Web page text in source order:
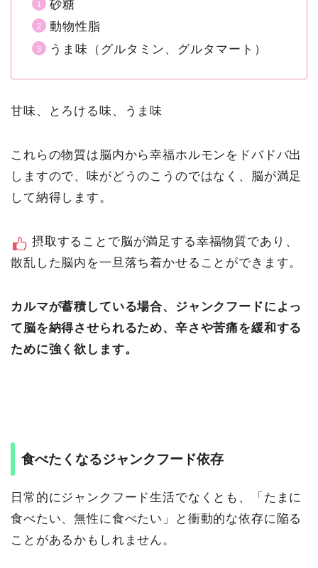
砂糖
動物性脂
うま味（グルタミン、グルタマート）
甘味、とろける味、うま味
これらの物質は脳内から幸福ホルモンをドバドバ出
しますので、味がどうのこうのではなく、脳が満足
して納得します。
摂取することで脳が満足する幸福物質であり、
散乱した脳内を一旦落ち着かせることができます。
カルマが蓄積している場合、ジャンクフードによっ
て脳を納得させられるため、辛さや苦痛を緩和する
ために強く欲します。
食べたくなるジャンクフード依存
日常的にジャンクフード生活でなくとも、「たまに
食べたい、無性に食べたい」と衝動的な依存に陥る
ことがあるかもしれません。